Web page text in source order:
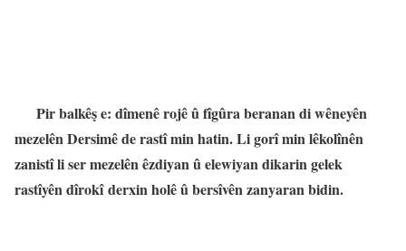
Pir balkêş e: dîmenê rojê û fîgûra beranan di wêneyên
mezelên Dersimê de rastî min hatin. Li gorî min lêkolînên
zanistî li ser mezelên êzdiyan û elewiyan dikarin gelek
rastîyên dîrokî derxin holê û bersîvên zanyaran bidin.